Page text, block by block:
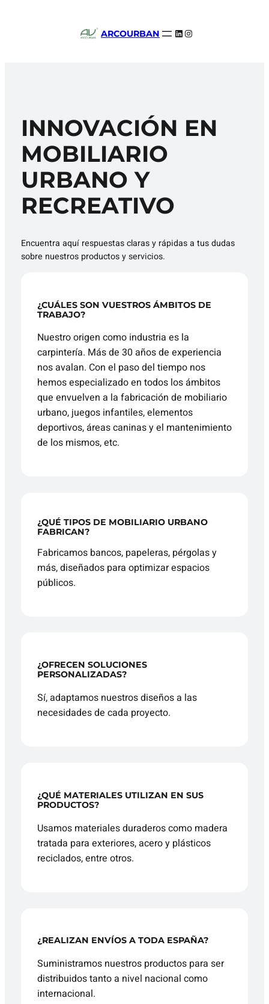
ARCOURBAN LinkedIn
Instagram
INNOVACIÓN EN
MOBILIARIO
URBANO Y
RECREATIVO
Encuentra aquí respuestas claras y rápidas a tus dudas
sobre nuestros productos y servicios.
¿CUÁLES SON VUESTROS ÁMBITOS DE
TRABAJO?
Nuestro origen como industria es la
carpintería. Más de 30 años de experiencia
nos avalan. Con el paso del tiempo nos
hemos especializado en todos los ámbitos
que envuelven a la fabricación de mobiliario
urbano, juegos infantiles, elementos
deportivos, áreas caninas y el mantenimiento
de los mismos, etc.
¿QUÉ TIPOS DE MOBILIARIO URBANO
FABRICAN?
Fabricamos bancos, papeleras, pérgolas y
más, diseñados para optimizar espacios
públicos.
¿OFRECEN SOLUCIONES
PERSONALIZADAS?
Sí, adaptamos nuestros diseños a las
necesidades de cada proyecto.
¿QUÉ MATERIALES UTILIZAN EN SUS
PRODUCTOS?
Usamos materiales duraderos como madera
tratada para exteriores, acero y plásticos
reciclados, entre otros.
¿REALIZAN ENVÍOS A TODA ESPAÑA?
Suministramos nuestros productos para ser
distribuidos tanto a nivel nacional como
internacional.